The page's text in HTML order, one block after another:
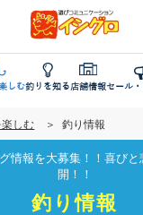
しむ釣りを知る店舗情報セール
しむ 釣り情報
情報を大募集！！喜び
開！！
釣り情報